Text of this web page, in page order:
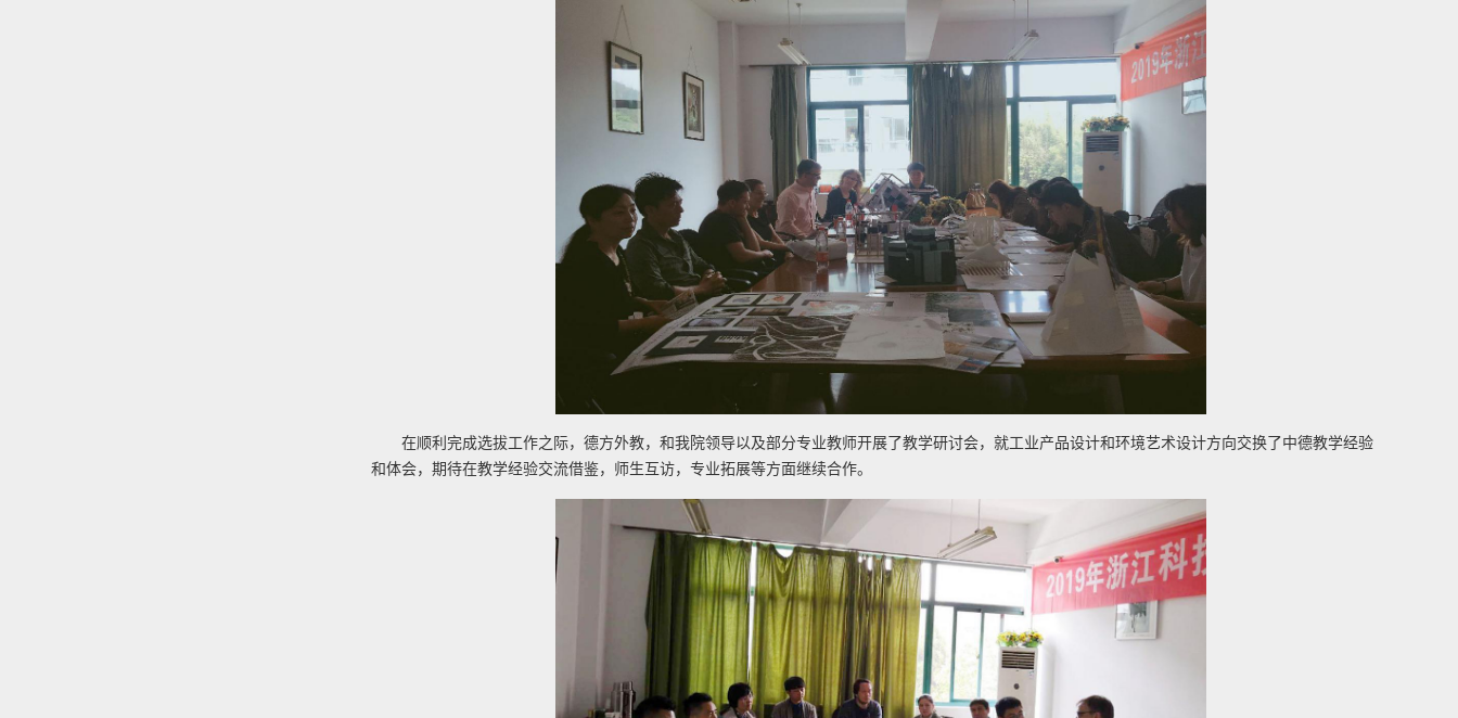
在顺利完成选拔工作之际，德方外教，和我院领导以及部分专业教师开展了教学研讨会，就工业产品设计和环境艺术设计方向交换了中德教学经验
和体会，期待在教学经验交流借鉴，师生互访，专业拓展等方面继续合作。